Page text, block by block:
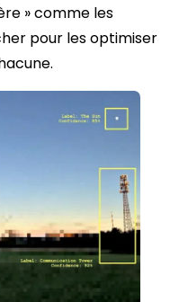
» comme les
pour les optimiser